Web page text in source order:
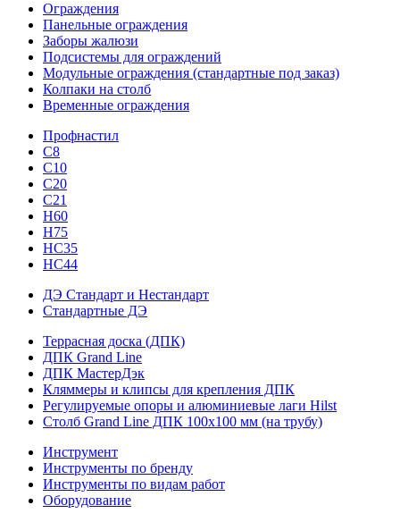
Ограждения
Панельные ограждения
Заборы жалюзи
Подсистемы для ограждений
Модульные ограждения (стандартные под заказ)
Колпаки на столб
Временные ограждения
Профнастил
С8
С10
С20
С21
H60
H75
HС35
НС44
ДЭ Стандарт и Нестандарт
Стандартные ДЭ
Террасная доска (ДПК)
ДПК Grand Line
ДПК МастерДэк
Кляммеры и клипсы для крепления ДПК
Регулируемые опоры и алюминиевые лаги Hilst
Столб Grand Line ДПК 100х100 мм (на трубу)
Инструмент
Инструменты по бренду
Инструменты по видам работ
Оборудование